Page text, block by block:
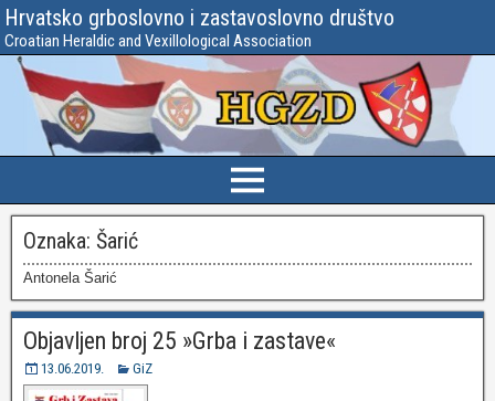
Hrvatsko grboslovno i zastavoslovno društvo
Croatian Heraldic and Vexillological Association
Oznaka: Šarić
Antonela Šarić
Objavljen broj 25 »Grba i zastave«
13.06.2019. GiZ